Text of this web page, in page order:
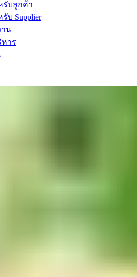
รับลูกค้า
บ Supplier
าน
าร